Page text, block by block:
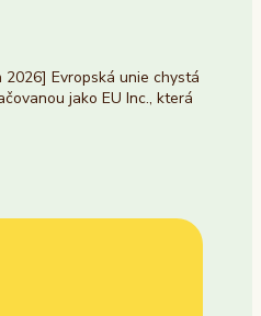
2026] Evropská unie chystá
jako EU Inc., která